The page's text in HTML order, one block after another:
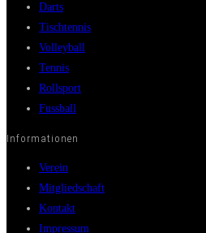
Darts
Tischtennis
Volleyball
Tennis
Rollsport
Fussball
Informationen
Verein
Mitgliedschaft
Kontakt
Impressum